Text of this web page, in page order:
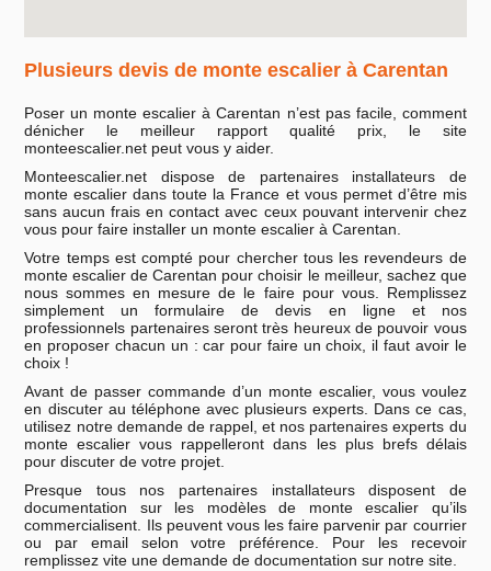
Plusieurs devis de monte escalier à Carentan
Poser un monte escalier à Carentan n’est pas facile, comment
dénicher le meilleur rapport qualité prix, le site
monteescalier.net peut vous y aider.
Monteescalier.net dispose de partenaires installateurs de
monte escalier dans toute la France et vous permet d’être mis
sans aucun frais en contact avec ceux pouvant intervenir chez
vous pour faire installer un monte escalier à Carentan.
Votre temps est compté pour chercher tous les revendeurs de
monte escalier de Carentan pour choisir le meilleur, sachez que
nous sommes en mesure de le faire pour vous. Remplissez
simplement un formulaire de devis en ligne et nos
professionnels partenaires seront très heureux de pouvoir vous
en proposer chacun un : car pour faire un choix, il faut avoir le
choix !
Avant de passer commande d’un monte escalier, vous voulez
en discuter au téléphone avec plusieurs experts. Dans ce cas,
utilisez notre demande de rappel, et nos partenaires experts du
monte escalier vous rappelleront dans les plus brefs délais
pour discuter de votre projet.
Presque tous nos partenaires installateurs disposent de
documentation sur les modèles de monte escalier qu’ils
commercialisent. Ils peuvent vous les faire parvenir par courrier
ou par email selon votre préférence. Pour les recevoir
remplissez vite une demande de documentation sur notre site.